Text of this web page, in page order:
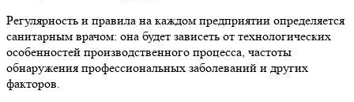
Регулярность и правила на каждом предприятии определяется
санитарным врачом: она будет зависеть от технологических
особенностей производственного процесса, частоты
обнаружения профессиональных заболеваний и других
факторов.